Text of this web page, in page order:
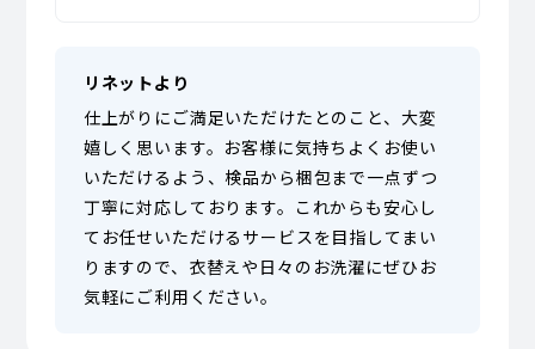
リネットより
仕上がりにご満足いただけたとのこと、大変
嬉しく思います。お客様に気持ちよくお使い
いただけるよう、検品から梱包まで一点ずつ
丁寧に対応しております。これからも安心し
てお任せいただけるサービスを目指してまい
りますので、衣替えや日々のお洗濯にぜひお
気軽にご利用ください。